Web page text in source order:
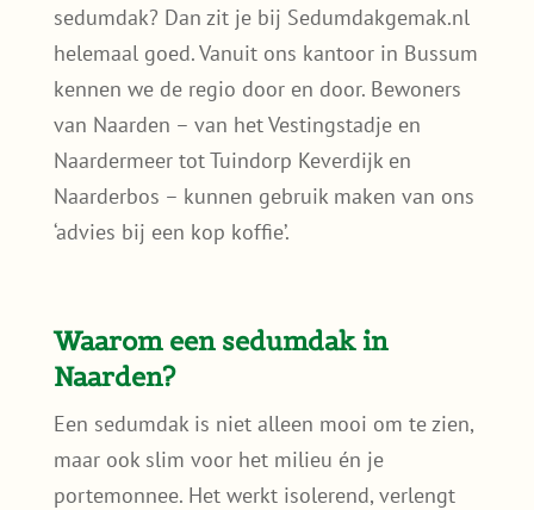
sedumdak? Dan zit je bij Sedumdakgemak.nl
helemaal goed. Vanuit ons kantoor in Bussum
kennen we de regio door en door. Bewoners
van Naarden – van het Vestingstadje en
Naardermeer tot Tuindorp Keverdijk en
Naarderbos – kunnen gebruik maken van ons
‘advies bij een kop koffie’.
Waarom een sedumdak in
Naarden?
Een sedumdak is niet alleen mooi om te zien,
maar ook slim voor het milieu én je
portemonnee. Het werkt isolerend, verlengt